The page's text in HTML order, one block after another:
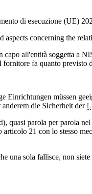
di esecuzione (UE)
aspects concerning the
all'entità soggetta a
fa quanto
müssen
die Sicherheit der
quasi parola per parola
21 con lo stesso
una sola fallisce, non